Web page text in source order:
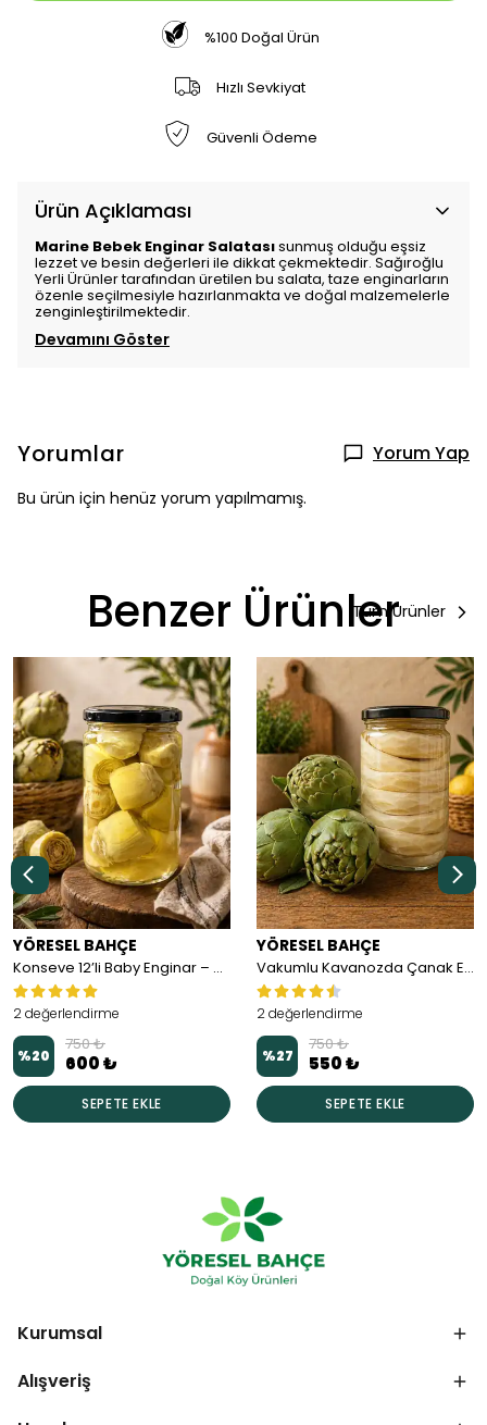
%100 Doğal Ürün
Hızlı Sevkiyat
Güvenli Ödeme
Ürün Açıklaması
Marine Bebek Enginar Salatasısunmuş olduğu eşsiz
lezzet ve besin değerleri ile dikkat çekmektedir. Sağıroğlu
Yerli Ürünler tarafından üretilen bu salata, taze enginarların
özenle seçilmesiyle hazırlanmakta ve doğal malzemelerle
zenginleştirilmektedir.
Devamını Göster
Yorumlar Yorum Yap
Bu ürün için henüz yorum yapılmamış.
Benzer ÜrünlerTüm Ürünler
YÖRESEL BAHÇE
Konseve 12’li Baby Enginar – Bütün Halde, Kavanozda Hazır
2 değerlendirme
%20
750 ₺
600 ₺
SEPETE EKLE
YÖRESEL BAHÇE
Vakumlu Kavanozda Çanak Enginar (5-6 Adet) – Uzun Ömürlü
2 değerlendirme
%27
750 ₺
550 ₺
SEPETE EKLE
Kurumsal
Alışveriş